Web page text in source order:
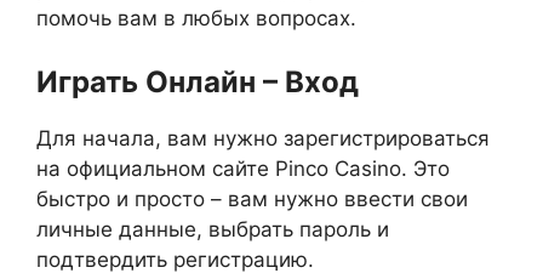
помочь вам в любых вопросах.
Играть Онлайн – Вход
Для начала, вам нужно зарегистрироваться
на официальном сайте Pinco Casino. Это
быстро и просто – вам нужно ввести свои
личные данные, выбрать пароль и
подтвердить регистрацию.